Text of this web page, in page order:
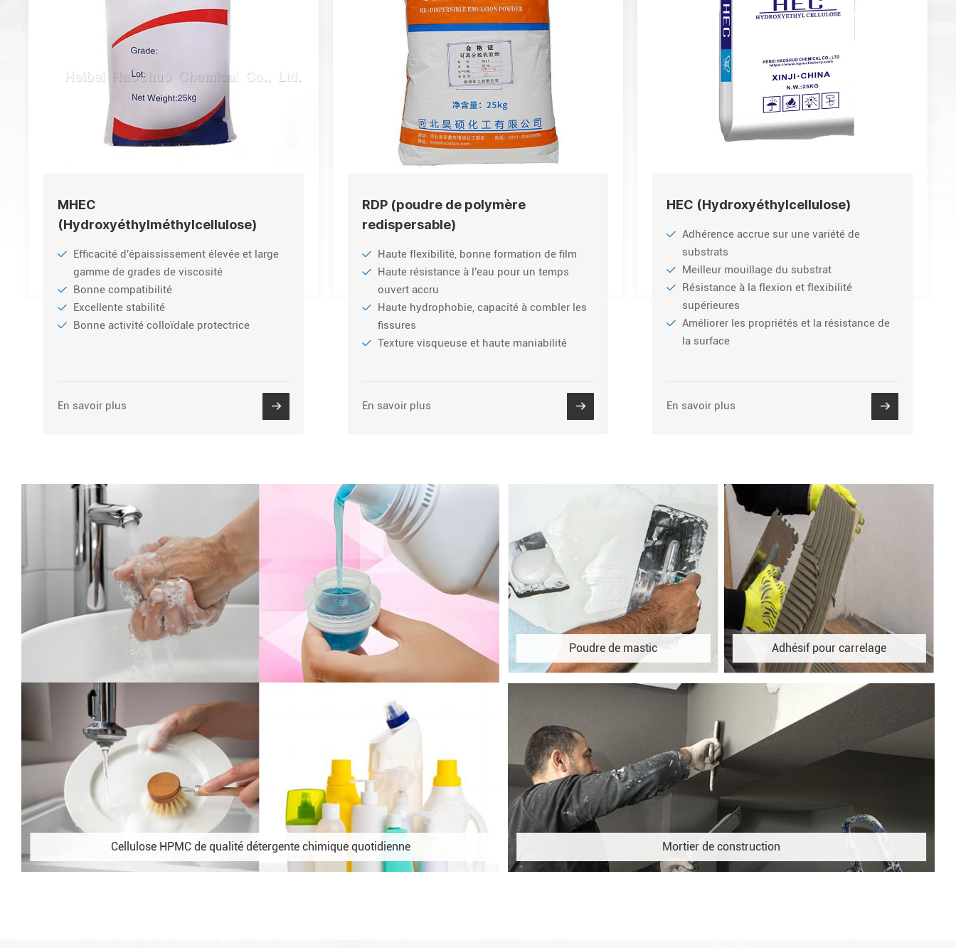
MHEC
(Hydroxyéthylméthylcellulose)
Efficacité d'épaississement élevée et large
gamme de grades de viscosité
Bonne compatibilité
Excellente stabilité
Bonne activité colloïdale protectrice
En savoir plus
RDP (poudre de polymère
redispersable)
Haute flexibilité, bonne formation de film
Haute résistance à l'eau pour un temps
ouvert accru
Haute hydrophobie, capacité à combler les
fissures
Texture visqueuse et haute maniabilité
En savoir plus
HEC (Hydroxyéthylcellulose)
Adhérence accrue sur une variété de
substrats
Meilleur mouillage du substrat
Résistance à la flexion et flexibilité
supérieures
Améliorer les propriétés et la résistance de
la surface
En savoir plus
Cellulose HPMC de qualité détergente chimique quotidienne
Poudre de mastic Adhésif pour carrelage
Mortier de construction